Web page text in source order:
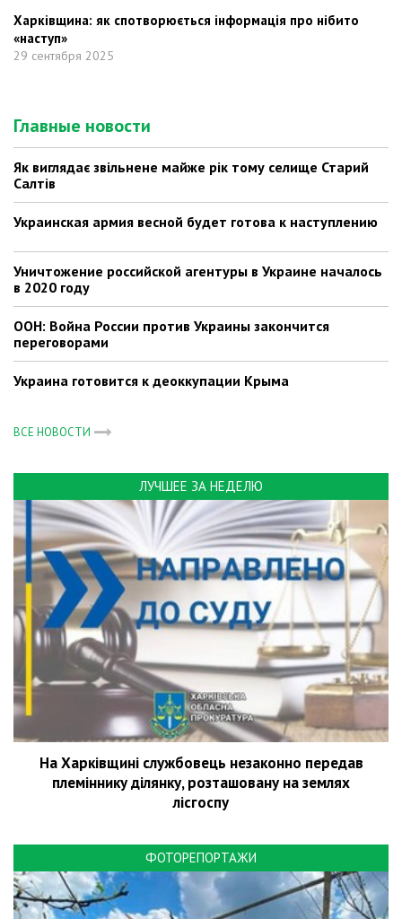
Харківщина: як спотворюється інформація про нібито
«наступ»
29 сентября 2025
Главные новости
Як виглядає звільнене майже рік тому селище Старий
Салтів
Украинская армия весной будет готова к наступлению
Уничтожение российской агентуры в Украине началось
в 2020 году
ООН: Война России против Украины закончится
переговорами
Украина готовится к деоккупации Крыма
ВСЕ НОВОСТИ
ЛУЧШЕЕ ЗА НЕДЕЛЮ
На Харківщині службовець незаконно передав
племіннику ділянку, розташовану на землях
лісгоспу
ФОТОРЕПОРТАЖИ